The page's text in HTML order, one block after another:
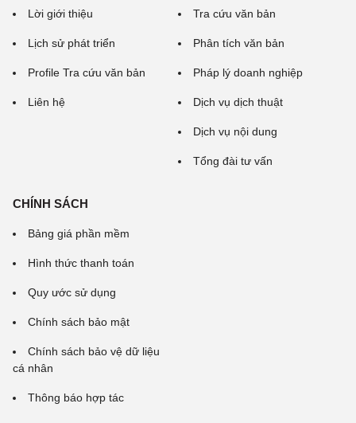
Lời giới thiệu
Lịch sử phát triển
Profile Tra cứu văn bản
Liên hệ
Tra cứu văn bản
Phân tích văn bản
Pháp lý doanh nghiệp
Dịch vụ dịch thuật
Dịch vụ nội dung
Tổng đài tư vấn
CHÍNH SÁCH
Bảng giá phần mềm
Hình thức thanh toán
Quy ước sử dụng
Chính sách bảo mật
Chính sách bảo vệ dữ liệu
cá nhân
Thông báo hợp tác